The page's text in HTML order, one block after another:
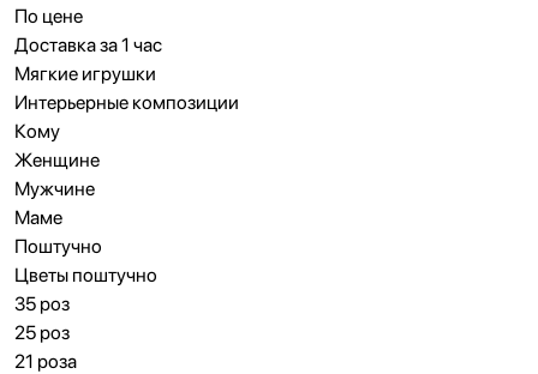
По цене
Доставка за 1 час
Мягкие игрушки
Интерьерные композиции
Кому
Женщине
Мужчине
Маме
Поштучно
Цветы поштучно
35 роз
25 роз
21 роза